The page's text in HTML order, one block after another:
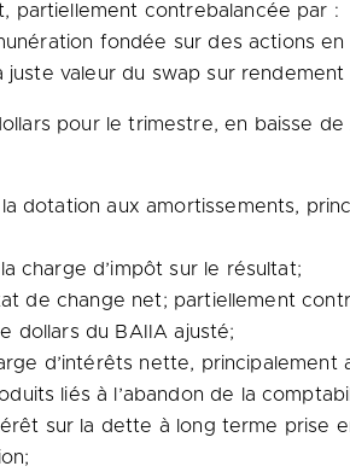
partiellement contrebalancée par :
fondée sur des actions
valeur du swap sur rendement
pour le trimestre, en baisse
dotation aux amortissements,
charge d’impôt sur le résultat;
de change net; partiellement
dollars du BAIIA ajusté;
d’intérêts nette,
liés à l’abandon de la
sur la dette à long terme prise